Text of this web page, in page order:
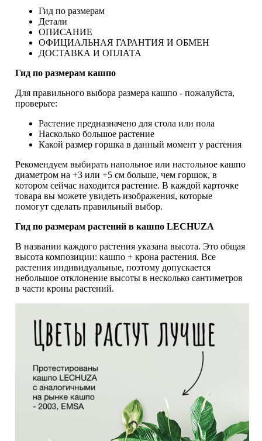
Гид по размерам
Детали
ОПИСАНИЕ
ОФИЦИАЛЬНАЯ ГАРАНТИЯ И ОБМЕН
ДОСТАВКА И ОПЛАТА
Гид по размерам кашпо
Для правильного выбора размера кашпо - пожалуйста,
проверьте:
Растение предназначено для стола или пола
Насколько большое растение
Какой размер горшка в данный момент у растения
Рекомендуем выбирать напольное или настольное кашпо
диаметром на +3 или +5 см больше, чем горшок, в
котором сейчас находится растение. В каждой карточке
товара вы можете увидеть изображения, которые
помогут сделать правильный выбор.
Гид по размерам растений в кашпо LECHUZA
В названии каждого растения указана высота. Это общая
высота композиции: кашпо + крона растения. Все
растения индивидуальные, поэтому допускается
небольшое отклонение высоты в несколько сантиметров
в части кроны растений.